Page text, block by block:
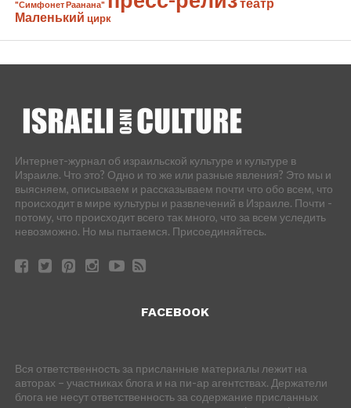
"Симфонет Раанана"
Маленький цирк
Интернет-журнал об израильской культуре и культуре в
Израиле. Что это? Одно и то же или разные явления? Это мы и
выясняем, описываем и рассказываем почти что обо всем, что
происходит в мире культуры и развлечений в Израиле. Почти -
потому, что происходит всего так много, что за всем уследить
невозможно. Но мы пытаемся. Присоединяйтесь.
FACEBOOK
Вся ответственность за присланные материалы лежит на
авторах – участниках блога и на пи-ар агентствах. Держатели
блога не несут ответственность за содержание присланных